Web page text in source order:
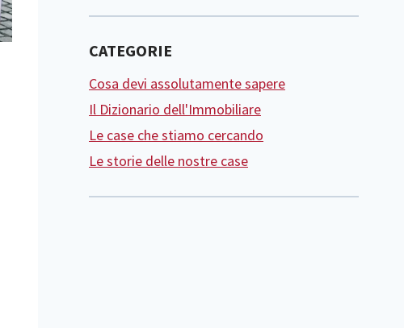
CATEGORIE
Cosa devi assolutamente sapere
Il Dizionario dell'Immobiliare
Le case che stiamo cercando
Le storie delle nostre case